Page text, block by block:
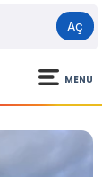
Aç
MENU